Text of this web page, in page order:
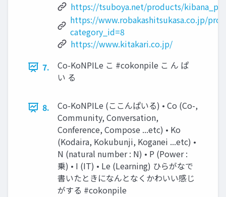
https://tsuboya.net/products/
https://www.robakashitsukasa.co.jp/
category_id=8
https://www.kitakari.co.jp/
7.
Co-KoNPILe こ #cokonpile こ ん ぱ
い る
8.
Co-KoNPILe (ここんぱいる) • Co (Co-,
Community, Conversation,
Conference, Compose ...etc) • Ko
(Kodaira, Kokubunji, Koganei ...etc) •
N (natural number : N) • P (Power :
乗) • I (IT) • Le (Learning) ひらがなで
書いたときになんとなくかわいい感じ
がする #cokonpile